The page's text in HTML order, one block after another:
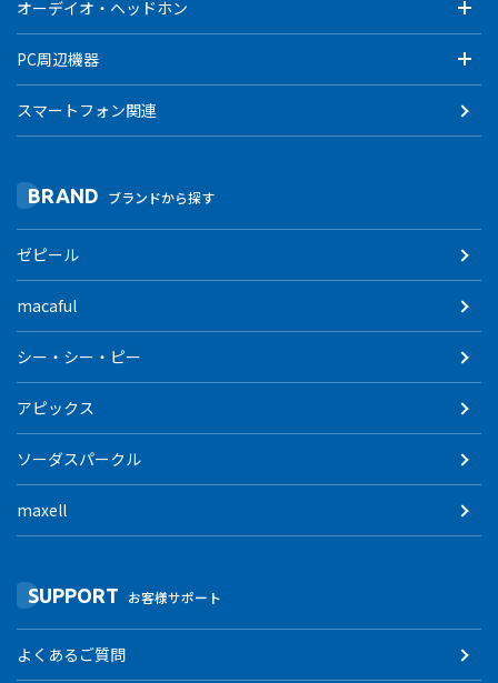
オーデイオ・ヘッドホン
PC周辺機器
スマートフォン関連
BRAND ブランドから探す
ゼピール
macaful
シー・シー・ピー
アピックス
ソーダスパークル
maxell
SUPPORT お客様サポート
よくあるご質問